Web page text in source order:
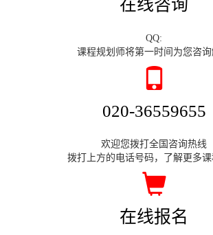
在线咨询
QQ:
课程规划师将第一时间为您咨
020-36559655
欢迎您拨打全国咨询热线
拨打上方的电话号码，了解更多
在线报名